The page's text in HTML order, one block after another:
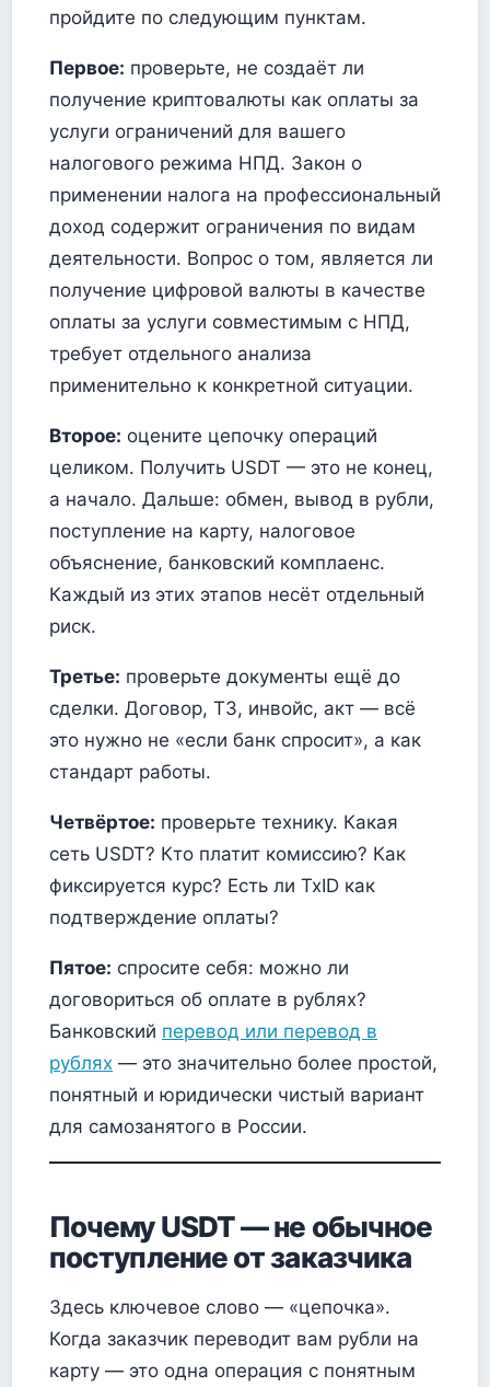
пройдите по следующим пунктам.
Первое: проверьте, не создаёт ли
получение криптовалюты как оплаты за
услуги ограничений для вашего
налогового режима НПД. Закон о
применении налога на профессиональный
доход содержит ограничения по видам
деятельности. Вопрос о том, является ли
получение цифровой валюты в качестве
оплаты за услуги совместимым с НПД,
требует отдельного анализа
применительно к конкретной ситуации.
Второе: оцените цепочку операций
целиком. Получить USDT — это не конец,
а начало. Дальше: обмен, вывод в рубли,
поступление на карту, налоговое
объяснение, банковский комплаенс.
Каждый из этих этапов несёт отдельный
риск.
Третье: проверьте документы ещё до
сделки. Договор, ТЗ, инвойс, акт — всё
это нужно не «если банк спросит», а как
стандарт работы.
Четвёртое: проверьте технику. Какая
сеть USDT? Кто платит комиссию? Как
фиксируется курс? Есть ли TxID как
подтверждение оплаты?
Пятое: спросите себя: можно ли
договориться об оплате в рублях?
Банковский перевод или перевод в
рублях — это значительно более простой,
понятный и юридически чистый вариант
для самозанятого в России.
Почему USDT — не обычное
поступление от заказчика
Здесь ключевое слово — «цепочка».
Когда заказчик переводит вам рубли на
карту — это одна операция с понятным